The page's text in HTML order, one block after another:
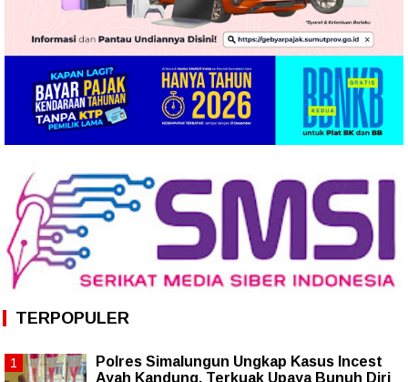
TERPOPULER
Polres Simalungun Ungkap Kasus Incest
Ayah Kandung, Terkuak Upaya Bunuh Diri